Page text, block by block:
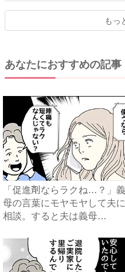
もっ
あなたにおすすめの記事
「促進剤ならラクね…？」義
母の言葉にモヤモヤして夫に
相談。すると夫は義母